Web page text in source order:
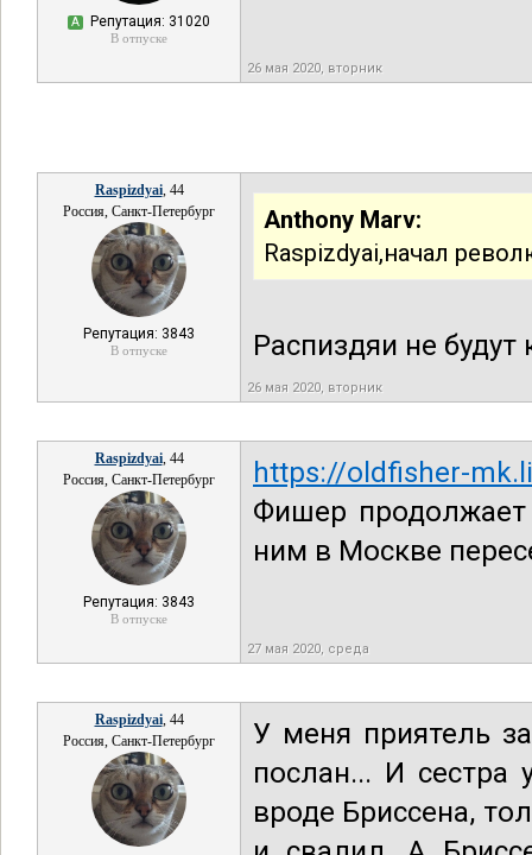
А Репутация: 31020
В отпуске
26 мая 2020, вторник
Raspizdyai, 44
Россия, Санкт-Петербург
Репутация: 3843
В отпуске
Anthony Marv:
Raspizdyai,начал
Распиздяи не будут
26 мая 2020, вторник
Raspizdyai, 44
Россия, Санкт-Петербург
Репутация: 3843
В отпуске
https://oldfisher-
Фишер
ним в Москве
27 мая 2020, среда
Raspizdyai, 44
Россия, Санкт-Петербург
У меня приятель
послан... И
вроде Бриссена,